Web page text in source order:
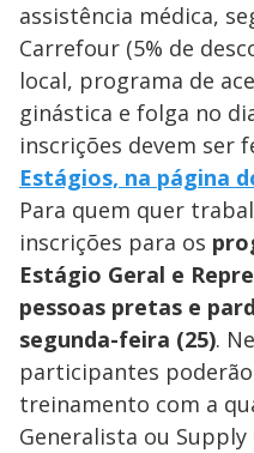
assistência médica,
Carrefour (5% de
local, programa de
ginástica e folga no
inscrições devem ser
Estágios, na página
Para quem quer
inscrições para os
Estágio Geral e
pessoas pretas e
segunda-feira (25).
participantes
treinamento com a
Generalista ou Supply